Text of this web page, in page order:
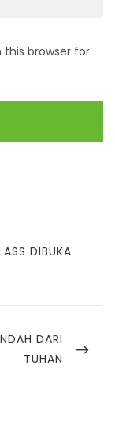
this browser for
DIBUKA
DARI
TUHAN